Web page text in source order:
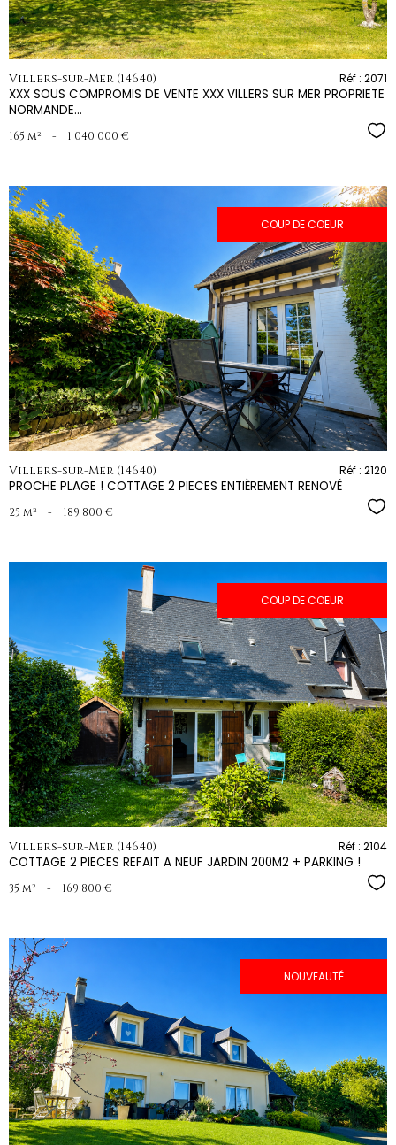
Villers-sur-Mer (14640)
XXX SOUS COMPROMIS DE VENTE XXX VILLERS SUR MER PROPRIETE
NORMANDE...
Réf : 2071
165 m² - 1 040 000 €
COUP DE COEUR
voir le
bien
Villers-sur-Mer (14640)
PROCHE PLAGE ! COTTAGE 2 PIECES ENTIÈREMENT RENOVÉ
Réf : 2120
25 m² - 189 800 €
COUP DE COEUR
voir le
bien
Villers-sur-Mer (14640)
COTTAGE 2 PIECES REFAIT A NEUF JARDIN 200M2 + PARKING !
Réf : 2104
35 m² - 169 800 €
NOUVEAUTÉ
voir le
bien